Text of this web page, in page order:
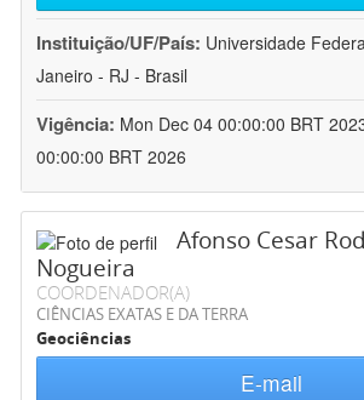
Instituição/UF/País: Universidade
Janeiro - RJ - Brasil
Vigência: Mon Dec 04 00:00:00 BRT
00:00:00 BRT 2026
Afonso Cesar
Nogueira
COORDENADOR(A)
CIÊNCIAS EXATAS E DA TERRA
Geociências
E-mail